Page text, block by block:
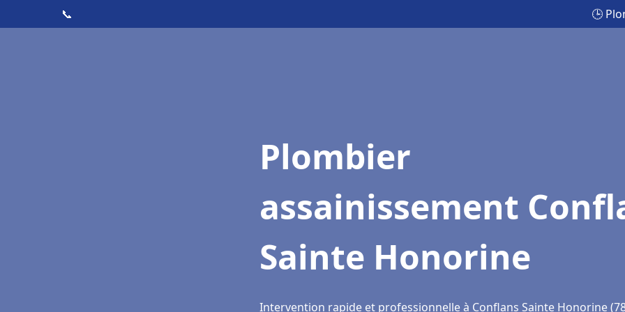
📞 🕒
Plombier
assainissement
Sainte Honorine
Intervention rapide et professionnelle à Conflans Sainte Honorine